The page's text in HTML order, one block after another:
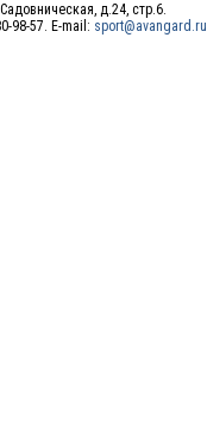
д.24, стр.6.
98-57. E-mail: sport@avangard.ru